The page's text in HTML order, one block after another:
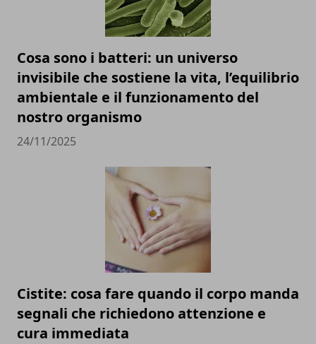
Cosa sono i batteri: un universo
invisibile che sostiene la vita, l’equilibrio
ambientale e il funzionamento del
nostro organismo
24/11/2025
Cistite: cosa fare quando il corpo manda
segnali che richiedono attenzione e
cura immediata